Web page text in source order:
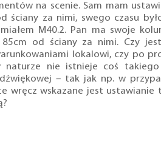
na scenie. Sam mam
ściany za nimi, swego czasu
M40.2. Pan ma swoje
85cm od ściany za nimi. Czy
lokalowi, czy po
naturze nie istnieje coś
– tak jak np. w
wręcz wskazane jest ustawianie